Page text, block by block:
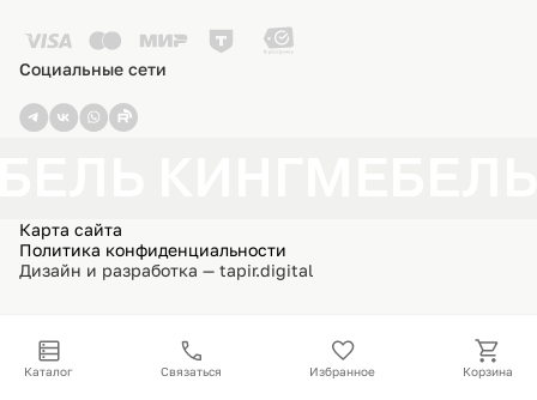
Социальные сети
Карта сайта
Политика конфиденциальности
Дизайн и разработка — tapir.digital
Каталог Связаться Избранное Корзина